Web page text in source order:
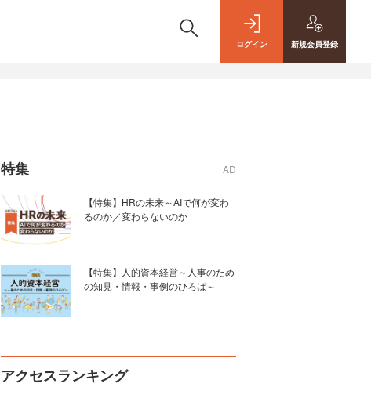
ログイン 新規会員登録
特集 AD
【特集】HRの未来～AIで何が変わ
るのか／変わらないのか
【特集】人的資本経営～人事のため
の知見・情報・事例のひろば～
アクセスランキング